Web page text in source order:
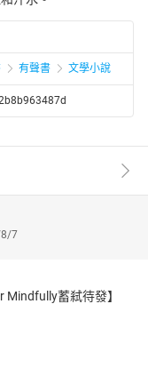
有聲書 文學小說
8/7
Mindfully蓄弒待發】